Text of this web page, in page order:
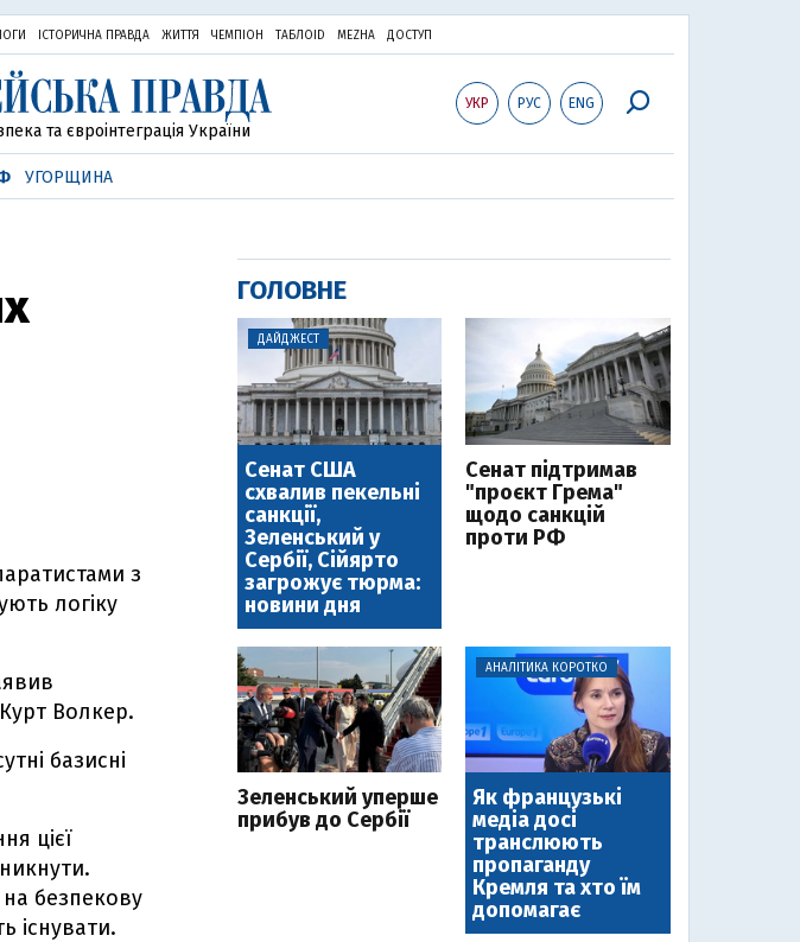
ІСТОРИЧНА ПРАВДА ЖИТТЯ ЧЕМПІОН ТАБЛОID MEZHA ДОСТУП
УКР РУС ENG
та євроінтеграція України
УГОРЩИНА
з
логіку
Волкер.
базисні
цієї
безпекову
існувати.
ГОЛОВНЕ
ДАЙДЖЕСТ
Сенат США
схвалив пекельні
санкції,
Зеленський у
Сербії, Сійярто
загрожує тюрма:
новини дня
Cенат підтримав
"проєкт Грема"
щодо санкцій
проти РФ
Зеленський уперше
прибув до Сербії
АНАЛІТИКА КОРОТКО
Як французькі
медіа досі
транслюють
пропаганду
Кремля та хто їм
допомагає